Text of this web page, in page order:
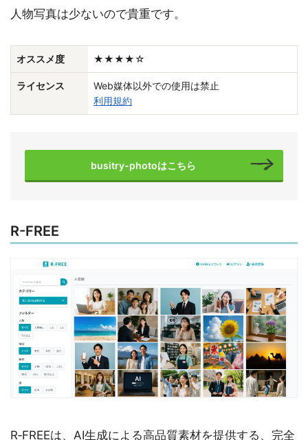
人物写真は少ないので貴重です。
オススメ度 ★★★★☆
ライセンス
Web媒体以外での使用は禁止
利用規約
busitry-photoはこちら
R-FREE
R‑FREEは、AI生成による高品質素材を提供する、完全